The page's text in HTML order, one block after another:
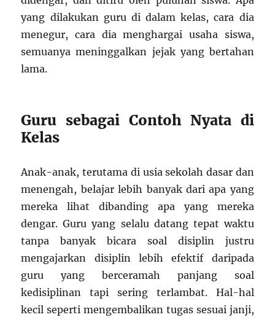
yang dilakukan guru di dalam kelas, cara dia
menegur, cara dia menghargai usaha siswa,
semuanya meninggalkan jejak yang bertahan
lama.
Guru sebagai Contoh Nyata di
Kelas
Anak-anak, terutama di usia sekolah dasar dan
menengah, belajar lebih banyak dari apa yang
mereka lihat dibanding apa yang mereka
dengar. Guru yang selalu datang tepat waktu
tanpa banyak bicara soal disiplin justru
mengajarkan disiplin lebih efektif daripada
guru yang berceramah panjang soal
kedisiplinan tapi sering terlambat. Hal-hal
kecil seperti mengembalikan tugas sesuai janji,